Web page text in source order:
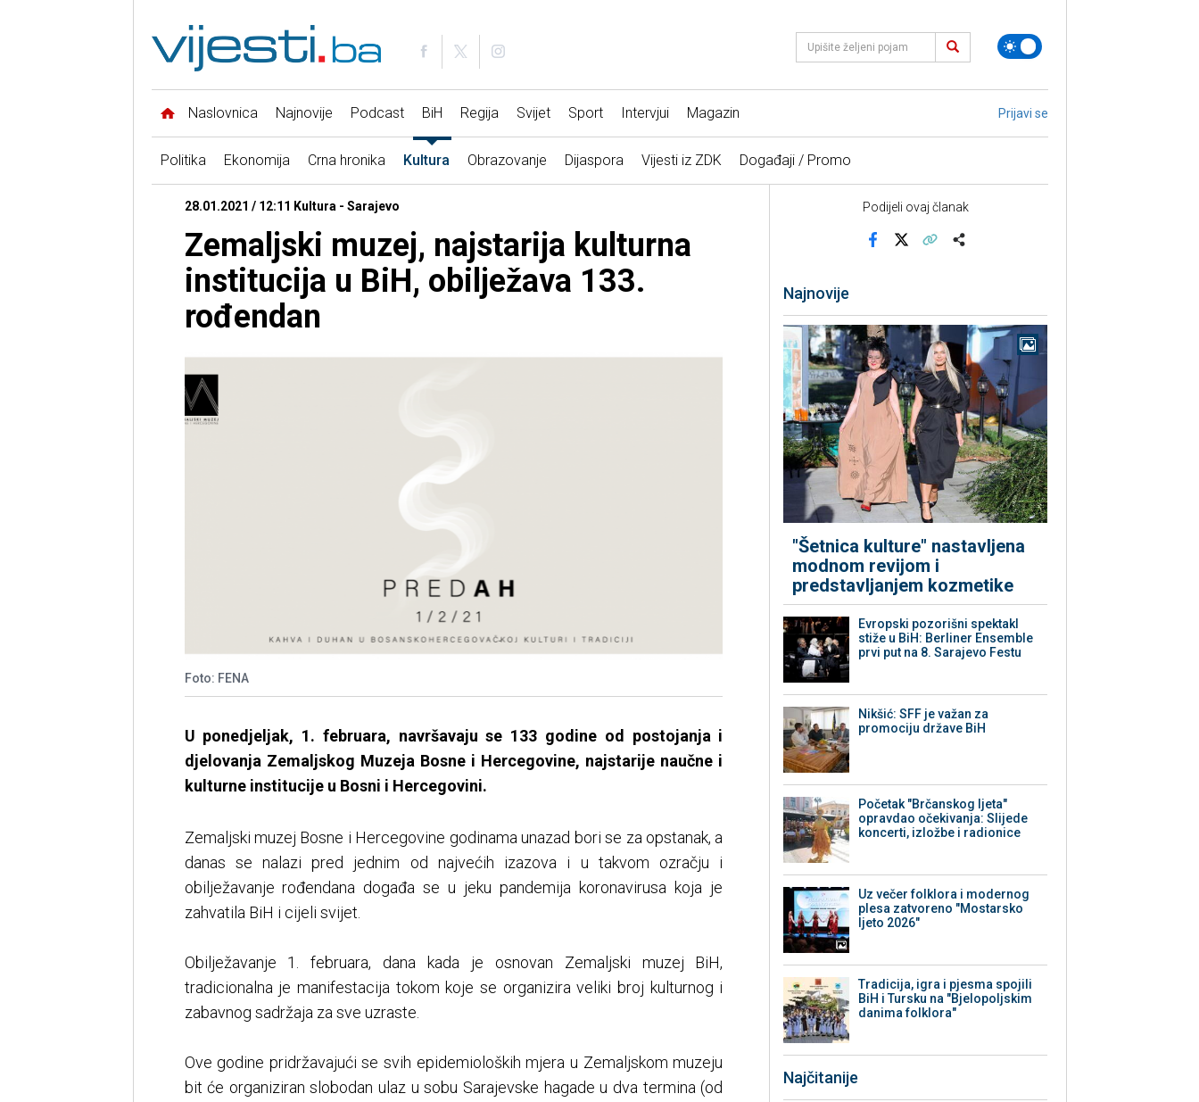
Naslovnica Najnovije Podcast BiH Regija Svijet Sport Intervjui Magazin Prijavi se
Politika Ekonomija Crna hronika Kultura Obrazovanje Dijaspora Vijesti iz ZDK Događaji / Promo
28.01.2021 / 12:11 Kultura - Sarajevo
Zemaljski muzej, najstarija kulturna
institucija u BiH, obilježava 133.
rođendan
Foto: FENA
U ponedjeljak, 1. februara, navršavaju se 133 godine od postojanja i
djelovanja Zemaljskog Muzeja Bosne i Hercegovine, najstarije naučne i
kulturne institucije u Bosni i Hercegovini.
Zemaljski muzej Bosne i Hercegovine godinama unazad bori se za opstanak, a
danas se nalazi pred jednim od najvećih izazova i u takvom ozračju i
obilježavanje rođendana događa se u jeku pandemija koronavirusa koja je
zahvatila BiH i cijeli svijet.
Obilježavanje 1. februara, dana kada je osnovan Zemaljski muzej BiH,
tradicionalna je manifestacija tokom koje se organizira veliki broj kulturnog i
zabavnog sadržaja za sve uzraste.
Ove godine pridržavajući se svih epidemioloških mjera u Zemaljskom muzeju
bit će organiziran slobodan ulaz u sobu Sarajevske hagade u dva termina (od
Podijeli ovaj članak
Najnovije
"Šetnica kulture" nastavljena
modnom revijom i
predstavljanjem kozmetike
Evropski pozorišni spektakl
stiže u BiH: Berliner Ensemble
prvi put na 8. Sarajevo Festu
Nikšić: SFF je važan za
promociju države BiH
Početak "Brčanskog ljeta"
opravdao očekivanja: Slijede
koncerti, izložbe i radionice
Uz večer folklora i modernog
plesa zatvoreno "Mostarsko
ljeto 2026"
Tradicija, igra i pjesma spojili
BiH i Tursku na "Bjelopoljskim
danima folklora"
Najčitanije